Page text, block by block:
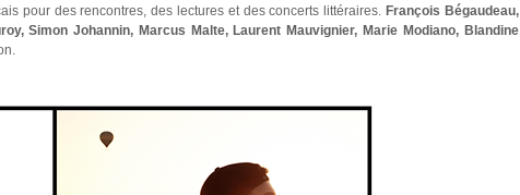
pour des rencontres, des lectures et des concerts littéraires. François Bégaudeau,
Simon Johannin, Marcus Malte, Laurent Mauvignier, Marie Modiano, Blandine